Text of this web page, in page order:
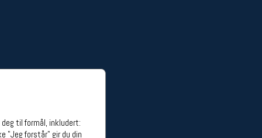
til formål, inkludert:
"Jeg forstår" gir du din